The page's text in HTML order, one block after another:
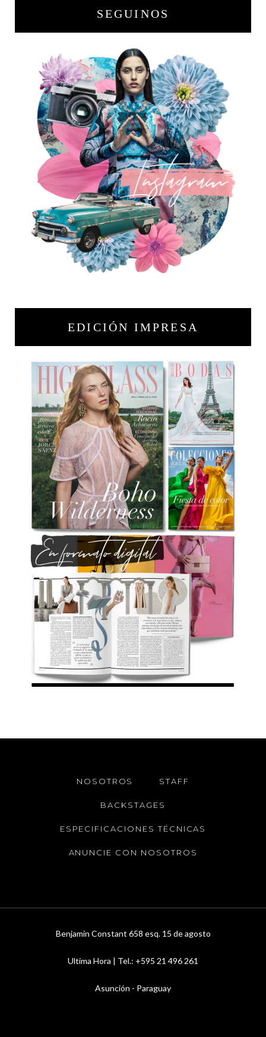
SEGUINOS
EDICIÓN IMPRESA
NOSOTROS STAFF
BACKSTAGES
ESPECIFICACIONES TÉCNICAS
ANUNCIE CON NOSOTROS
Benjamin Constant 658 esq. 15 de agosto
Ultima Hora | Tel.: +595 21 496 261
Asunción - Paraguay